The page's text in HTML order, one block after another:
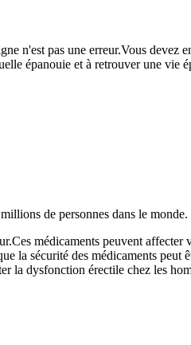
n'est pas une erreur.Vous devez
épanouie et à retrouver une vie
de personnes dans le monde.
médicaments peuvent affecter
la sécurité des médicaments peut
la dysfonction érectile chez les